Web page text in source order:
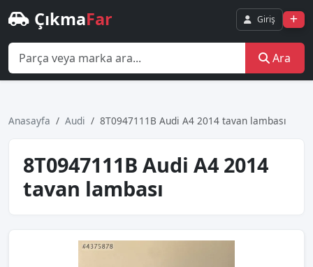
ÇıkmaFar Giriş
Ara
Anasayfa Audi 8T0947111B Audi A4 2014 tavan lambası
8T0947111B Audi A4 2014
tavan lambası